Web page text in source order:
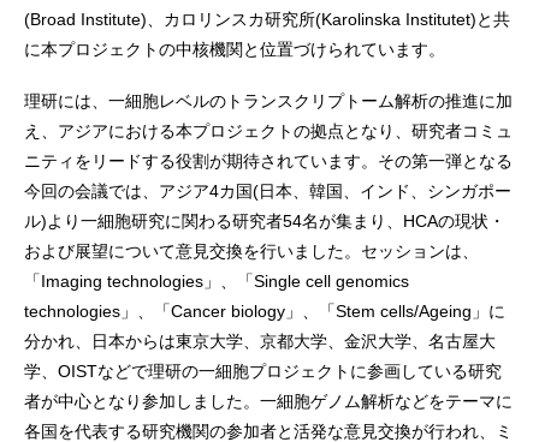
(Broad Institute)、カロリンスカ研究所(Karolinska Institutet)と共
に本プロジェクトの中核機関と位置づけられています。
理研には、一細胞レベルのトランスクリプトーム解析の推進に加
え、アジアにおける本プロジェクトの拠点となり、研究者コミュ
ニティをリードする役割が期待されています。その第一弾となる
今回の会議では、アジア4カ国(日本、韓国、インド、シンガポー
ル)より一細胞研究に関わる研究者54名が集まり、HCAの現状・
および展望について意見交換を行いました。セッションは、
「Imaging technologies」、「Single cell genomics
technologies」、「Cancer biology」、「Stem cells/Ageing」に
分かれ、日本からは東京大学、京都大学、金沢大学、名古屋大
学、OISTなどで理研の一細胞プロジェクトに参画している研究
者が中心となり参加しました。一細胞ゲノム解析などをテーマに
各国を代表する研究機関の参加者と活発な意見交換が行われ、ミ